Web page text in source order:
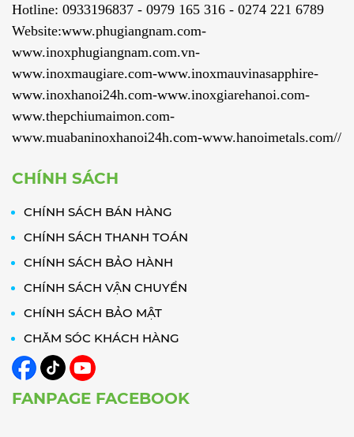
Hotline: 0933196837 - 0979 165 316 - 0274 221 6789
Website:www.phugiangnam.com-
www.inoxphugiangnam.com.vn-
www.inoxmaugiare.com-www.inoxmauvinasapphire-
www.inoxhanoi24h.com-www.inoxgiarehanoi.com-
www.thepchiumaimon.com-
www.muabaninoxhanoi24h.com-www.hanoimetals.com//
CHÍNH SÁCH
CHÍNH SÁCH BÁN HÀNG
CHÍNH SÁCH THANH TOÁN
CHÍNH SÁCH BẢO HÀNH
CHÍNH SÁCH VẬN CHUYỂN
CHÍNH SÁCH BẢO MẬT
CHĂM SÓC KHÁCH HÀNG
FANPAGE FACEBOOK